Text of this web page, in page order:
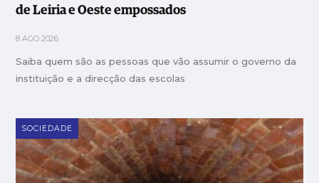
de Leiria e Oeste empossados
8 AGO 2026
Saiba quem são as pessoas que vão assumir o governo da
instituição e a direcção das escolas
SOCIEDADE